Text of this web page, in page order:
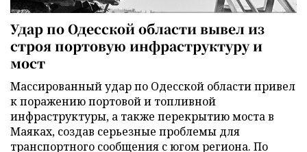
Удар по Одесской области вывел из
строя портовую инфраструктуру и
мост
Массированный удар по Одесской области привел
к поражению портовой и топливной
инфраструктуры, а также перекрытию моста в
Маяках, создав серьезные проблемы для
транспортного сообщения с югом региона. По